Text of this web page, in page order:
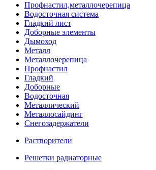
Профнастил,металлочерепица
Водосточная система
Гладкий лист
Доборные элементы
Дымоход
Металл
Металлочерепица
Профнастил
Гладкий
Доборные
Водосточная
Металлический
Металлосайдинг
Снегозадержатели
Растворители
Решетки радиаторные